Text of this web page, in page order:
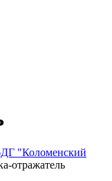
"Коломенский
отражатель